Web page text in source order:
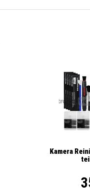
Kamera